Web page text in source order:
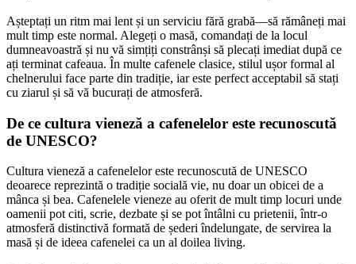
Așteptați un ritm mai lent și un serviciu fără grabă—să rămâneți mai
mult timp este normal. Alegeți o masă, comandați de la locul
dumneavoastră și nu vă simțiți constrânși să plecați imediat după ce
ați terminat cafeaua. În multe cafenele clasice, stilul ușor formal al
chelnerului face parte din tradiție, iar este perfect acceptabil să stați
cu ziarul și să vă bucurați de atmosferă.
De ce cultura vieneză a cafenelelor este recunoscută
de UNESCO?
Cultura vieneză a cafenelelor este recunoscută de UNESCO
deoarece reprezintă o tradiție socială vie, nu doar un obicei de a
mânca și bea. Cafenelele vieneze au oferit de mult timp locuri unde
oamenii pot citi, scrie, dezbate și se pot întâlni cu prietenii, într-o
atmosferă distinctivă formată de șederi îndelungate, de servirea la
masă și de ideea cafenelei ca un al doilea living.